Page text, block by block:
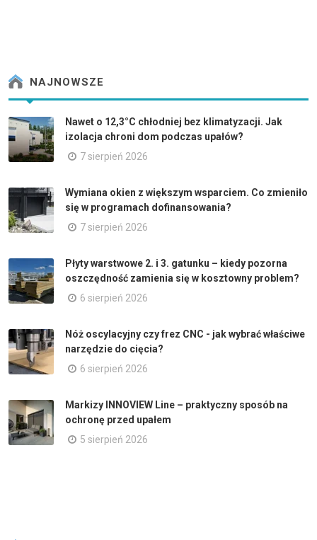
NAJNOWSZE
Nawet o 12,3°C chłodniej bez klimatyzacji. Jak
izolacja chroni dom podczas upałów?
7 sierpień 2026
Wymiana okien z większym wsparciem. Co zmieniło
się w programach dofinansowania?
7 sierpień 2026
Płyty warstwowe 2. i 3. gatunku – kiedy pozorna
oszczędność zamienia się w kosztowny problem?
6 sierpień 2026
Nóż oscylacyjny czy frez CNC - jak wybrać właściwe
narzędzie do cięcia?
6 sierpień 2026
Markizy INNOVIEW Line – praktyczny sposób na
ochronę przed upałem
5 sierpień 2026